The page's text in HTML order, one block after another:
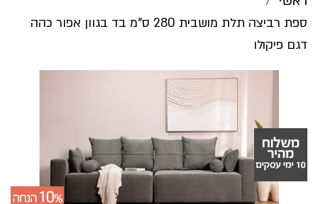
ספת רביצה תלת מושבית 280 ס"מ בד בגוון אפור כהה
דגם פיקולו